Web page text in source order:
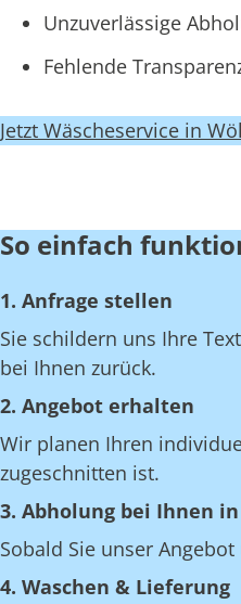
Unzuverlässige
Fehlende
Jetzt Wäscheservice in
So einfach
1. Anfrage stellen
Sie schildern uns Ihre
bei Ihnen zurück.
2. Angebot erhalten
Wir planen Ihren
zugeschnitten ist.
3. Abholung bei Ihnen
Sobald Sie unser
4. Waschen & Lieferung